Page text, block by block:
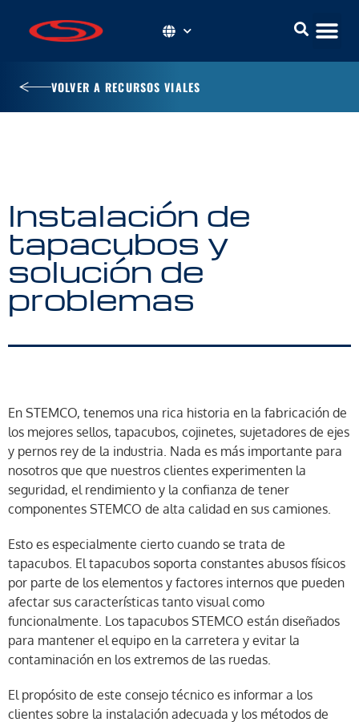
VOLVER A RECURSOS VIALES
Instalación de
tapacubos y
solución de
problemas
En STEMCO, tenemos una rica historia en la fabricación de
los mejores sellos, tapacubos, cojinetes, sujetadores de ejes
y pernos rey de la industria. Nada es más importante para
nosotros que que nuestros clientes experimenten la
seguridad, el rendimiento y la confianza de tener
componentes STEMCO de alta calidad en sus camiones.
Esto es especialmente cierto cuando se trata de
tapacubos. El tapacubos soporta constantes abusos físicos
por parte de los elementos y factores internos que pueden
afectar sus características tanto visual como
funcionalmente. Los tapacubos STEMCO están diseñados
para mantener el equipo en la carretera y evitar la
contaminación en los extremos de las ruedas.
El propósito de este consejo técnico es informar a los
clientes sobre la instalación adecuada y los métodos de